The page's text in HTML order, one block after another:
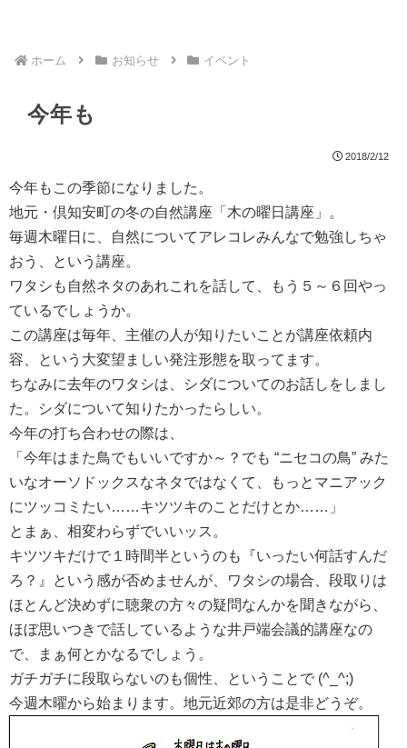
ホーム お知らせ イベント
今年も
2018/2/12
今年もこの季節になりました。
地元・倶知安町の冬の自然講座「木の曜日講座」。
毎週木曜日に、自然についてアレコレみんなで勉強しちゃ
おう、という講座。
ワタシも自然ネタのあれこれを話して、もう５～６回やっ
ているでしょうか。
この講座は毎年、主催の人が知りたいことが講座依頼内
容、という大変望ましい発注形態を取ってます。
ちなみに去年のワタシは、シダについてのお話しをしまし
た。シダについて知りたかったらしい。
今年の打ち合わせの際は、
「今年はまた鳥でもいいですか～？でも “ニセコの鳥” みた
いなオーソドックスなネタではなくて、もっとマニアック
にツッコミたい……キツツキのことだけとか……」
とまぁ、相変わらずでいいッス。
キツツキだけで１時間半というのも『いったい何話すんだ
ろ？』という感が否めませんが、ワタシの場合、段取りは
ほとんど決めずに聴衆の方々の疑問なんかを聞きながら、
ほぼ思いつきで話しているような井戸端会議的講座なの
で、まぁ何とかなるでしょう。
ガチガチに段取らないのも個性、ということで (^_^;)
今週木曜から始まります。地元近郊の方は是非どうぞ。